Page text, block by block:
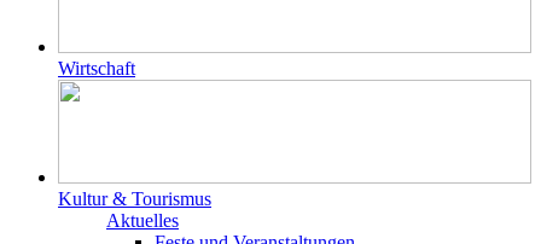
Wirtschaft
Kultur & Tourismus
Aktuelles